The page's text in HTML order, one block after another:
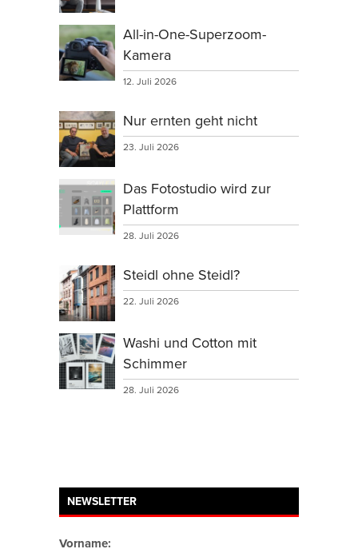
All-in-One-Superzoom-
Kamera
12. Juli 2026
Nur ernten geht nicht
23. Juli 2026
Das Fotostudio wird zur
Plattform
28. Juli 2026
Steidl ohne Steidl?
22. Juli 2026
Washi und Cotton mit
Schimmer
28. Juli 2026
NEWSLETTER
Vorname: